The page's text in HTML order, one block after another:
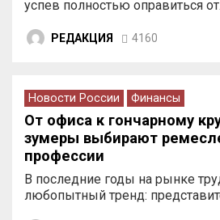
успев полностью оправиться
РЕДАКЦИЯ 4160
Новости России Финансы
От офиса к гончарному
зумеры выбирают
профессии
В последние годы на рынке
любопытный тренд: